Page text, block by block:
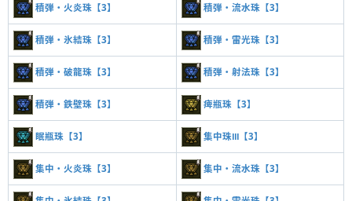
積弾・火炎珠【3】 積弾・流水珠【3】
積弾・氷結珠【3】 積弾・雷光珠【3】
積弾・破龍珠【3】 積弾・射法珠【3】
積弾・鉄壁珠【3】 痺瓶珠【3】
眠瓶珠【3】 集中珠Ⅲ【3】
集中・火炎珠【3】 集中・流水珠【3】